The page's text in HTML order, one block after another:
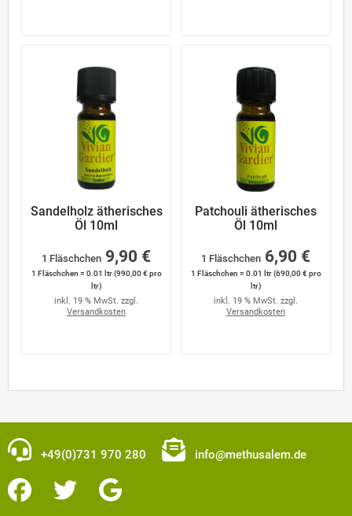
Sandelholz ätherisches
Öl 10ml
1 Fläschchen 9,90 €
1 Fläschchen = 0.01 ltr (990,00 € pro
ltr)
inkl. 19 % MwSt. zzgl.
Versandkosten
Patchouli ätherisches
Öl 10ml
1 Fläschchen 6,90 €
1 Fläschchen = 0.01 ltr (690,00 € pro
ltr)
inkl. 19 % MwSt. zzgl.
Versandkosten
+49(0)731 970 280 info@methusalem.de